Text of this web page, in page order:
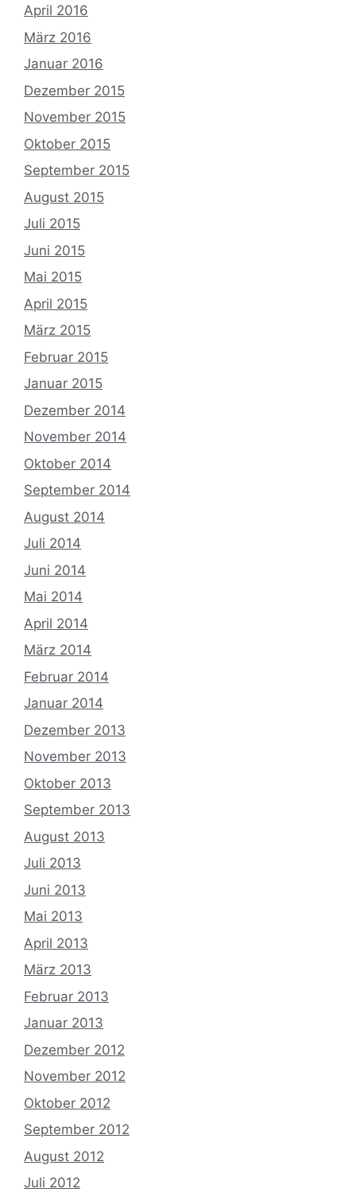
April 2016
März 2016
Januar 2016
Dezember 2015
November 2015
Oktober 2015
September 2015
August 2015
Juli 2015
Juni 2015
Mai 2015
April 2015
März 2015
Februar 2015
Januar 2015
Dezember 2014
November 2014
Oktober 2014
September 2014
August 2014
Juli 2014
Juni 2014
Mai 2014
April 2014
März 2014
Februar 2014
Januar 2014
Dezember 2013
November 2013
Oktober 2013
September 2013
August 2013
Juli 2013
Juni 2013
Mai 2013
April 2013
März 2013
Februar 2013
Januar 2013
Dezember 2012
November 2012
Oktober 2012
September 2012
August 2012
Juli 2012